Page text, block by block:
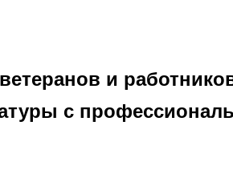
и
с